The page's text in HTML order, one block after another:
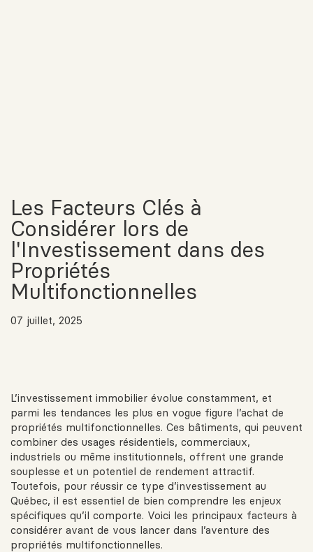
Les Facteurs Clés à
Considérer lors de
l'Investissement dans des
Propriétés
Multifonctionnelles
07 juillet, 2025
L’investissement immobilier évolue constamment, et
parmi les tendances les plus en vogue figure l’achat de
propriétés multifonctionnelles. Ces bâtiments, qui peuvent
combiner des usages résidentiels, commerciaux,
industriels ou même institutionnels, offrent une grande
souplesse et un potentiel de rendement attractif.
Toutefois, pour réussir ce type d’investissement au
Québec, il est essentiel de bien comprendre les enjeux
spécifiques qu’il comporte. Voici les principaux facteurs à
considérer avant de vous lancer dans l’aventure des
propriétés multifonctionnelles.